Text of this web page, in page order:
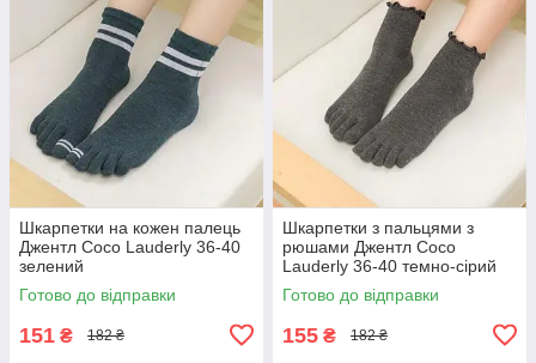
Шкарпетки на кожен палець
Джентл Coco Lauderly 36-40
зелений
Готово до відправки
151 ₴ 182 ₴
Шкарпетки з пальцями з
рюшами Джентл Coco
Lauderly 36-40 темно-сірий
Готово до відправки
155 ₴ 182 ₴